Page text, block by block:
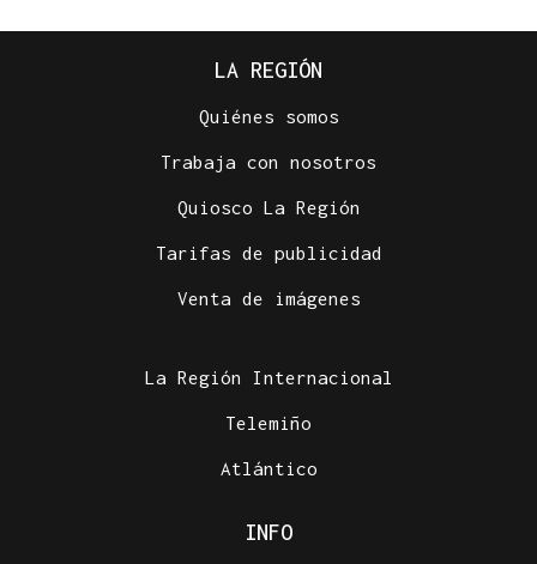
LA REGIÓN
Quiénes somos
Trabaja con nosotros
Quiosco La Región
Tarifas de publicidad
Venta de imágenes
La Región Internacional
Telemiño
Atlántico
INFO